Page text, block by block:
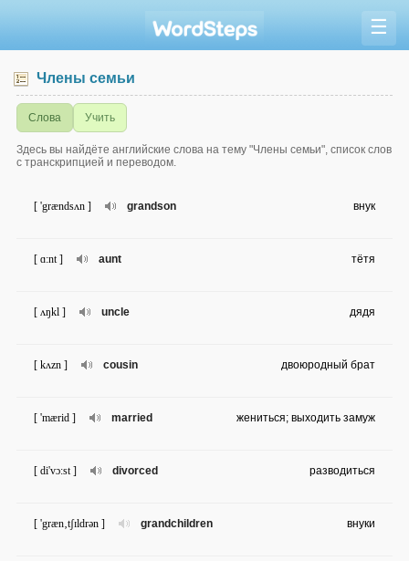
☰
Члены семьи
Слова Учить
Здесь вы найдёте английские слова на тему "Члены семьи", список слов
с транскрипцией и переводом.
grandson
[ 'grændsʌn ] внук
aunt
[ ɑ:nt ] тётя
uncle
[ ʌŋkl ] дядя
cousin
[ kʌzn ] двоюродный брат
married
[ 'mærid ] жениться; выходить замуж
divorced
[ di'vɔ:st ] разводиться
grandchildren
[ 'græn‚tʃɪldrən ] внуки